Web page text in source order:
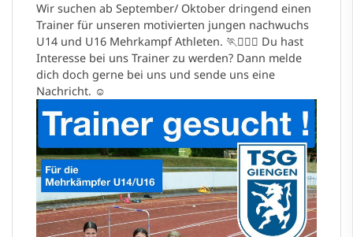
Wir suchen ab September/ Oktober dringend einen
Trainer für unseren motivierten jungen nachwuchs
U14 und U16 Mehrkampf Athleten. 🏃🏃🏼‍♀️ Du hast
Interesse bei uns Trainer zu werden? Dann melde
dich doch gerne bei uns und sende uns eine
Nachricht. ☺️